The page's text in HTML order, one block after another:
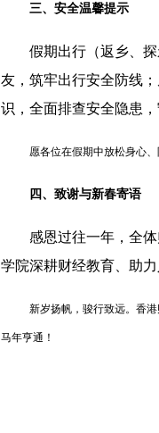
三、安全温馨提示
假期出行（返乡、
友，筑牢出行安全防线
识，全面排查安全隐患
愿各位在假期中放松身心
四、致谢与新春寄语
感恩过往一年，全
学院深耕财经教育、助
新岁扬帆，骏行致远。香
马年亨通！